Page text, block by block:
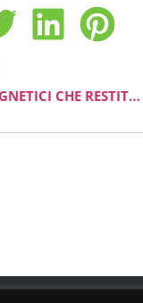
TACTEE, GLI AUSILI MAGNETICI CHE RESTITUISCONO LA QUOTIDIANITÀ DEI GESTI A CHI NON PUÒ USARE LE MANI